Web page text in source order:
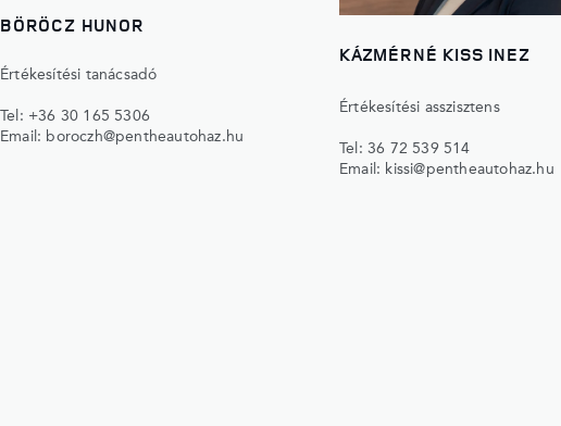
BÖRÖCZ HUNOR
Értékesítési tanácsadó
Tel: +36 30 165 5306
Email: boroczh@pentheautohaz.hu
KÁZMÉRNÉ KISS INEZ
Értékesítési asszisztens
Tel: 36 72 539 514
Email: kissi@pentheautohaz.hu